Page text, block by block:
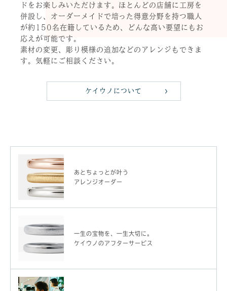
ドをお楽しみいただけます。ほとんどの店舗に工房を
併設し、オーダーメイドで培った得意分野を持つ職人
が約150名在籍しているため、どんな高い要望にもお
応えが可能です。
素材の変更、彫り模様の追加などのアレンジもできま
す。気軽にご相談ください。
ケイウノについて
あとちょっとが叶う
アレンジオーダー
一生の宝物を、一生大切に。
ケイウノのアフターサービス